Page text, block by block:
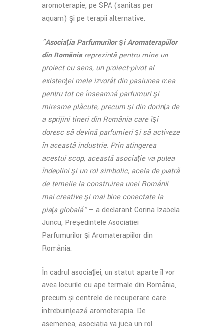
aromoterapie, pe SPA (sanitas per
aquam) şi pe terapii alternative.
”Asociaţia Parfumurilor şi Aromaterapiilor
din Româniareprezintă pentru mine un
proiect cu sens, un proiect-pivot al
existenţei mele izvorât din pasiunea mea
pentru tot ce înseamnă parfumuri şi
miresme plăcute, precum şi din dorinţa de
a sprijini tineri din România care îşi
doresc să devină parfumieri şi să activeze
în această industrie. Prin atingerea
acestui scop, această asociaţie va putea
îndeplini şi un rol simbolic, acela de piatră
de temelie la construirea unei Românii
mai creative şi mai bine conectate la
piaţa globală”– a declarant Corina Izabela
Juncu, Președintele Asociației
Parfumurilor și Aromaterapiilor din
România.
În cadrul asociaţiei, un statut aparte îl vor
avea locurile cu ape termale din România,
precum şi centrele de recuperare care
întrebuinţează aromoterapia. De
asemenea, asociația va juca un rol